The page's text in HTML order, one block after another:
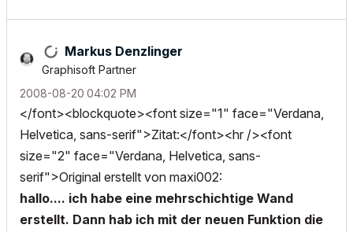
Markus Denzlinger
Graphisoft Partner
‎2008-08-20 04:02 PM
</font><blockquote><font size="1" face="Verdana,
Helvetica, sans-serif">Zitat:</font><hr /><font
size="2" face="Verdana, Helvetica, sans-
serif">Original erstellt von maxi002:
hallo.... ich habe eine mehrschichtige Wand
erstellt. Dann hab ich mit der neuen Funktion die